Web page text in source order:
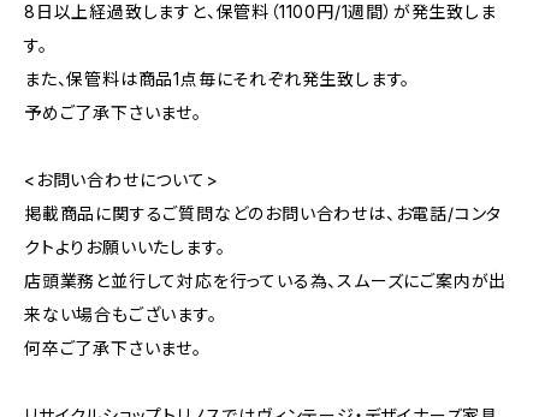
8日以上経過致しますと、保管料（1100円/1週間）が発生致しま
す。
また、保管料は商品1点毎にそれぞれ発生致します。
予めご了承下さいませ。
<お問い合わせについて>
掲載商品に関するご質問などのお問い合わせは、お電話/コンタ
クトよりお願いいたします。
店頭業務と並行して対応を行っている為、スムーズにご案内が出
来ない場合もございます。
何卒ご了承下さいませ。